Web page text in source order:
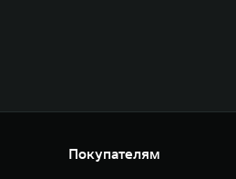
Покупателям